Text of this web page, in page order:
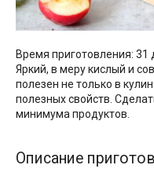
Время приготовления: 31
Яркий, в меру кислый и
полезен не только в
полезных свойств.
минимума продуктов.
Описание